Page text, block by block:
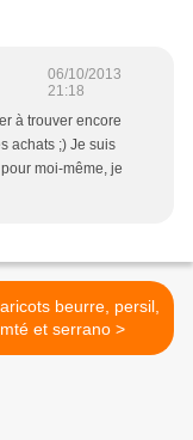
06/10/2013
21:18
à trouver encore
achats ;) Je suis
moi-même, je
beurre, persil,
comté et serrano >